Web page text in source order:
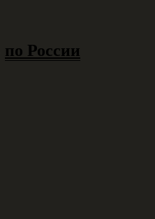
по России